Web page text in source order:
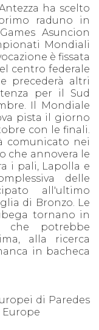
ha scelto
raduno in
Asuncion
Mondiali
è fissata
centro federale
precederà altri
per il Sud
Il Mondiale
pista il giorno
con le finali.
comunicato nei
che annovera le
i pali, Lapolla e
delle
all'ultimo
di Bronzo. Le
tornano in
che potrebbe
alla ricerca
in bacheca
di Paredes
Europe